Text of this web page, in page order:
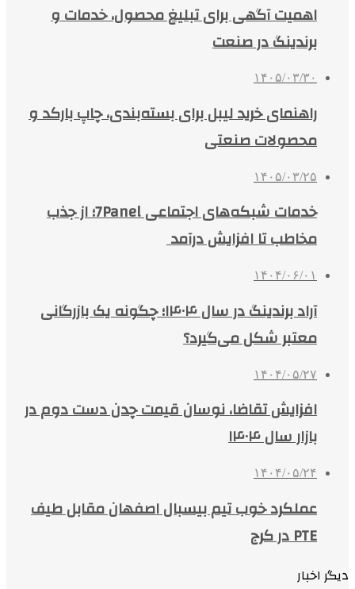
اهمیت آگهی برای تبلیغ محصول، خدمات و
برندینگ در صنعت
۱۴۰۵/۰۳/۳۰
راهنمای خرید لیبل برای بسته‌بندی، چاپ بارکد و
محصولات صنعتی
۱۴۰۵/۰۳/۲۵
خدمات شبکه‌های اجتماعی 7Panel؛ از جذب
مخاطب تا افزایش درآمد
۱۴۰۴/۰۶/۰۱
آراد برندینگ در سال ۱۴۰۴؛ چگونه یک بازرگانی
معتبر شکل می‌گیرد؟
۱۴۰۴/۰۵/۲۷
افزایش تقاضا، نوسان قیمت چدن دست دوم در
بازار سال ۱۴۰۴
۱۴۰۴/۰۵/۲۴
عملکرد خوب تیم بیسبال اصفهان مقابل طیف
PTE در کرج
دیگر اخبار